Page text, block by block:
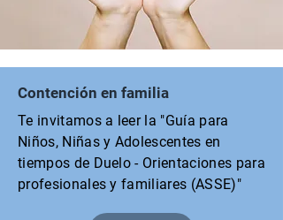
Contención en familia
Te invitamos a leer la "Guía para
Niños, Niñas y Adolescentes en
tiempos de Duelo - Orientaciones para
profesionales y familiares (ASSE)"